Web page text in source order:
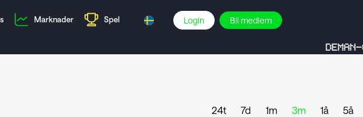
Marknader Spel Login Bli medlem
DEMAN-C
24t 7d 1m 3m 1å 5å